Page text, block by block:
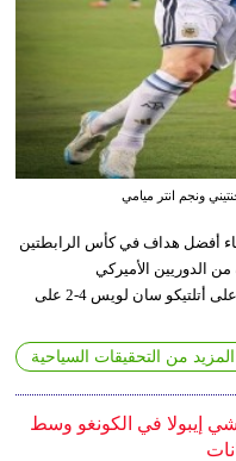
ونجم انتر ميامي
أفضل هداف في كأس الرابطتين
الدوريين الأميركي
والمكسيكي، بعدما قاد إنتر ميامي إلى الفوز على أتلتيكو سان لويس 4-2 على
المزيد من التحقيقات السياحية
إيبولا في الكونغو وسط